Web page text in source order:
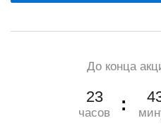
До конца
23
часов